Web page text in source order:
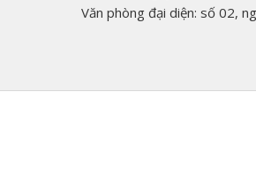
Văn phòng đại diện: số 02,